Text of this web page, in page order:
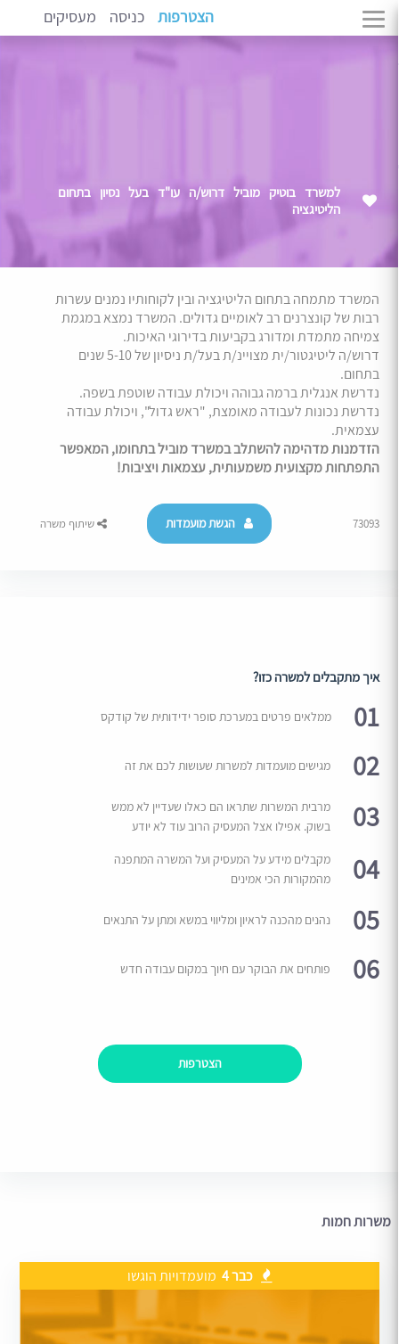
הצטרפות כניסה מעסיקים
למשרד בוטיק מוביל דרוש/ה עו"ד בעל נסיון בתחום
הליטיגציה
המשרד מתמחה בתחום הליטיגציה ובין לקוחותיו נמנים עשרות
רבות של קונצרנים רב לאומיים גדולים. המשרד נמצא במגמת
צמיחה מתמדת ומדורג בקביעות בדירוגי האיכות.
דרוש/ה ליטיגטור/ית מצויינ/ת בעל/ת ניסיון של 5-10 שנים
בתחום.
נדרשת אנגלית ברמה גבוהה ויכולת עבודה שוטפת בשפה.
נדרשת נכונות לעבודה מאומצת, "ראש גדול", ויכולת עבודה
עצמאית.
הזדמנות מדהימה להשתלב במשרד מוביל בתחומו, המאפשר
התפתחות מקצועית משמעותית, עצמאות ויציבות!
73093 הגשת מועמדות שיתוף משרה
איך מתקבלים למשרה כזו?
01 ממלאים פרטים במערכת סופר ידידותית של קודקס
02 מגישים מועמדות למשרות שעושות לכם את זה
03
מרבית המשרות שתראו הם כאלו שעדיין לא ממש
בשוק. אפילו אצל המעסיק הרוב עוד לא יודע
04
מקבלים מידע על המעסיק ועל המשרה המתפנה
מהמקורות הכי אמינים
05 נהנים מהכנה לראיון ומליווי במשא ומתן על התנאים
06 פותחים את הבוקר עם חיוך במקום עבודה חדש
הצטרפות
משרות חמות
כבר 4 מועמדויות הוגשו